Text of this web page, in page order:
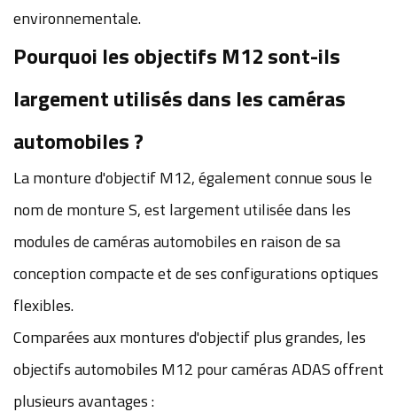
environnementale.
Pourquoi les objectifs M12 sont-ils
largement utilisés dans les caméras
automobiles ?
La monture d'objectif M12, également connue sous le
nom de monture S, est largement utilisée dans les
modules de caméras automobiles en raison de sa
conception compacte et de ses configurations optiques
flexibles.
Comparées aux montures d'objectif plus grandes, les
objectifs automobiles M12 pour caméras ADAS offrent
plusieurs avantages :